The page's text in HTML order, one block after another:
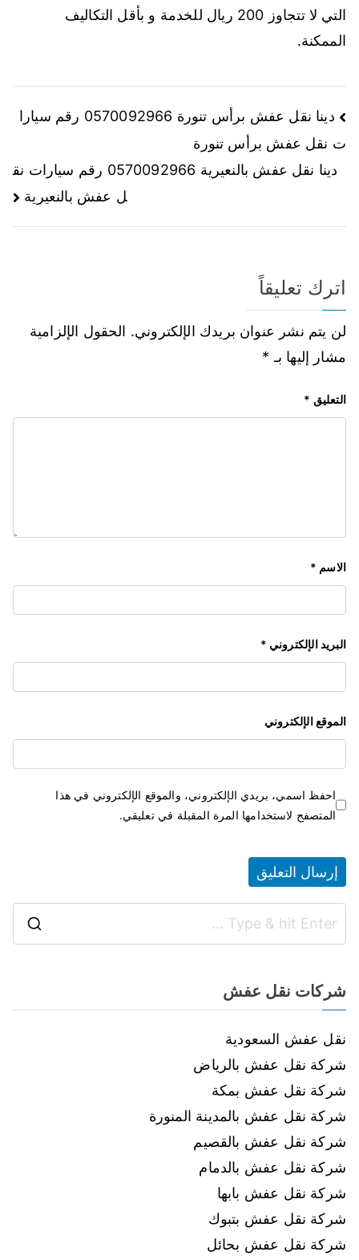
التي لا تتجاوز 200 ريال للخدمة و بأقل التكاليف
الممكنة.
دينا نقل عفش برأس تنورة 0570092966 رقم سيارا
ت نقل عفش برأس تنورة
دينا نقل عفش بالنعيرية 0570092966 رقم سيارات نق
ل عفش بالنعيرية
اترك تعليقاً
لن يتم نشر عنوان بريدك الإلكتروني. الحقول الإلزامية
مشار إليها بـ *
التعليق *
الاسم *
البريد الإلكتروني *
الموقع الإلكتروني
احفظ اسمي، بريدي الإلكتروني، والموقع الإلكتروني في هذا
المتصفح لاستخدامها المرة المقبلة في تعليقي.
شركات نقل عفش
نقل عفش السعودية
شركة نقل عفش بالرياض
شركة نقل عفش بمكة
شركة نقل عفش بالمدينة المنورة
شركة نقل عفش بالقصيم
شركة نقل عفش بالدمام
شركة نقل عفش بابها
شركة نقل عفش بتبوك
شركة نقل عفش بحائل